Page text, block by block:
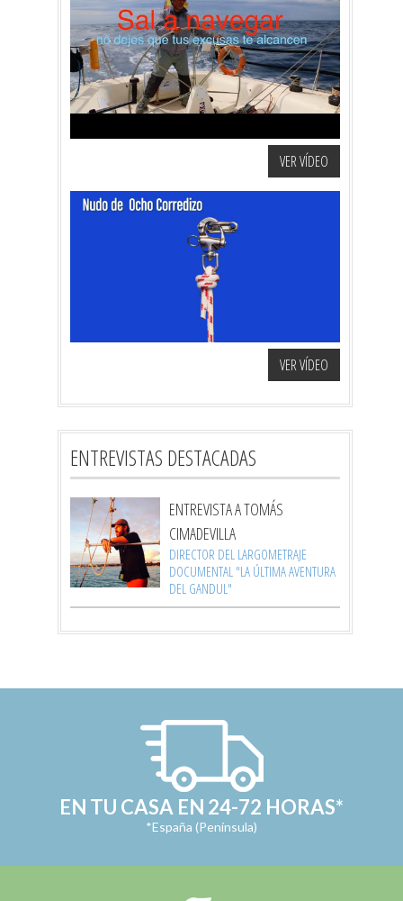
VER VÍDEO
VER VÍDEO
ENTREVISTAS DESTACADAS
ENTREVISTA A TOMÁS
CIMADEVILLA
DIRECTOR DEL LARGOMETRAJE
DOCUMENTAL "LA ÚLTIMA AVENTURA
DEL GANDUL"
EN TU CASA EN 24-72 HORAS*
*España (Península)